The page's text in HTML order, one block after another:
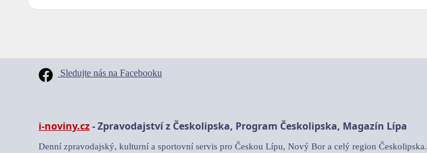
Sledujte nás na Facebooku
i-noviny.cz- Zpravodajství z Českolipska, Program Českolipska, Magazín Lípa
Denní zpravodajský, kulturní a sportovní servis pro Českou Lípu, Nový Bor a celý region Českolipska.